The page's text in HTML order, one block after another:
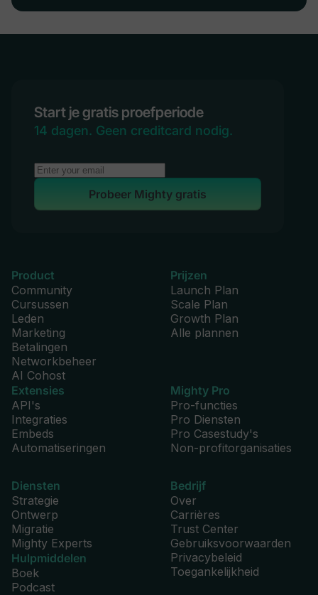
Start je gratis proefperiode
14 dagen. Geen creditcard nodig.
Probeer Mighty gratis
Product
Community
Cursussen
Leden
Marketing
Betalingen
Networkbeheer
AI Cohost
Extensies
API's
Integraties
Embeds
Automatiseringen
Prijzen
Launch Plan
Scale Plan
Growth Plan
Alle plannen
Mighty Pro
Pro-functies
Pro Diensten
Pro Casestudy's
Non-profitorganisaties
Diensten
Strategie
Ontwerp
Migratie
Mighty Experts
Hulpmiddelen
Boek
Podcast
Bedrijf
Over
Carrières
Trust Center
Gebruiksvoorwaarden
Privacybeleid
Toegankelijkheid